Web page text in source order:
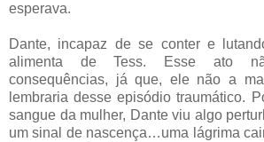
esperava.
Dante, incapaz de se conter e
alimenta de Tess. Esse ato
consequências, já que, ele não a
lembraria desse episódio traumático.
sangue da mulher, Dante viu algo
um sinal de nascença…uma lágrima